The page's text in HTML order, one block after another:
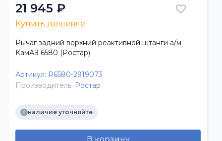
21 945 ₽
Купить дешевле
Рычаг задний верхний реактивной штанги а/м
КамАЗ 6580 (Ростар)
Артикул: R6580-2919073
Производитель: Ростар
наличие уточняйте